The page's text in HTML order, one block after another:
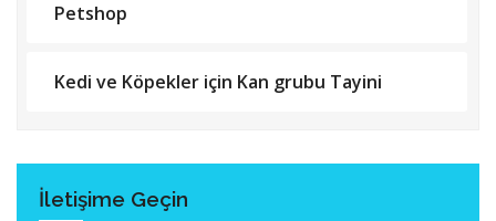
Petshop
Kedi ve Köpekler için Kan grubu Tayini
İletişime Geçin